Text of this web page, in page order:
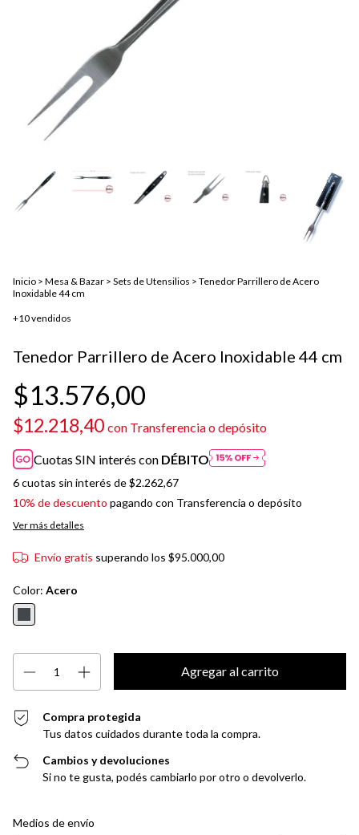
Inicio > Mesa & Bazar > Sets de Utensilios > Tenedor Parrillero de Acero
Inoxidable 44 cm
+10 vendidos
Tenedor Parrillero de Acero Inoxidable 44 cm
$13.576,00
$12.218,40 con Transferencia o depósito
Cuotas SIN interés con DÉBITO
6cuotas sin interés de$2.262,67
10% de descuento pagando con Transferencia o depósito
Ver más detalles
Envío gratis superando los $95.000,00
Color: Acero
Compra protegida
Tus datos cuidados durante toda la compra.
Cambios y devoluciones
Si no te gusta, podés cambiarlo por otro o devolverlo.
Entregas para el CP:
Medios de envío